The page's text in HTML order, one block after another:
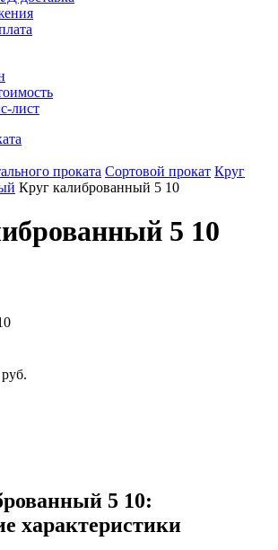
лист
проката Сортовой прокат Круг
Круг калиброванный 5 10
5 10
5 10:
характеристики